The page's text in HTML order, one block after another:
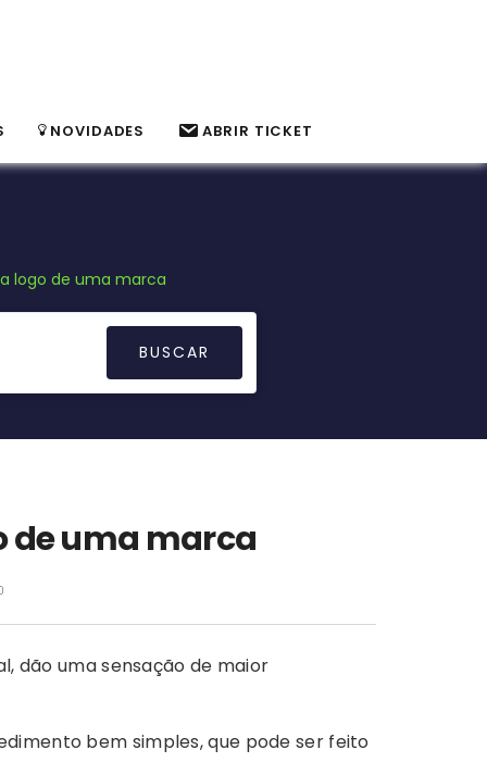
NOVIDADES ABRIR TICKET
logo de uma marca
de uma marca
dão uma sensação de maior
bem simples, que pode ser feito